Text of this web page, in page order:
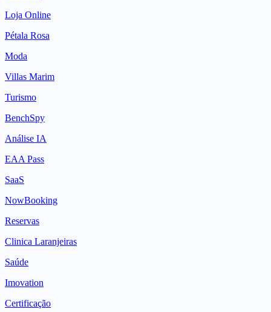
Loja Online
Pétala Rosa
Moda
Villas Marim
Turismo
BenchSpy
Análise IA
EAA Pass
SaaS
NowBooking
Reservas
Clinica Laranjeiras
Saúde
Imovation
Certificação